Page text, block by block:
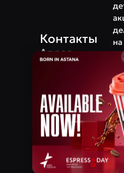
на
и
Контакты
Адрес
​Кабанбай батыр